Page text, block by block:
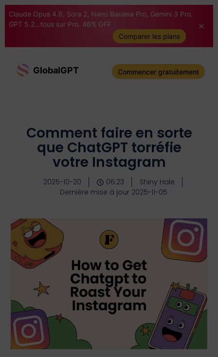
Claude Opus 4.6, Sora 2, Nano Banana Pro, Gemini 3 Pro,
GPT 5.2...tous sur Pro. 46% OFF
Comparer les plans
GlobalGPT Commencer gratuitement
Comment faire en sorte
que ChatGPT torréfie
votre Instagram
2025-10-20 06:23
Shiny Hale
Dernière mise à jour 2025-11-05